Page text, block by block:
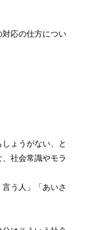
応の仕方につい
ょうがない、と
社会常識やモラ
言う人」「あいさ